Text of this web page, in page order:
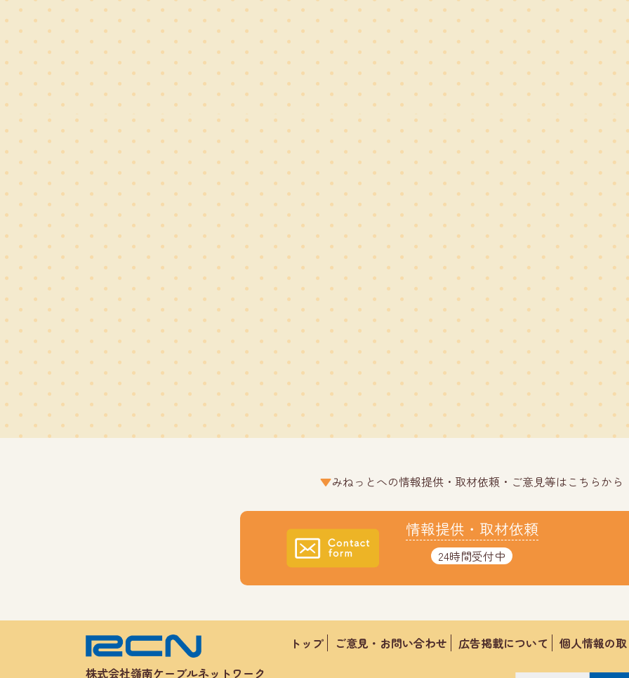
みねっとへの情報提供・取材依頼・ご意見等はこちらから
情報提供・取材依頼
24時間受付中
株式会社嶺南ケーブルネットワーク
トップ ご意見・お問い合わせ 広告掲載について 個人情報の